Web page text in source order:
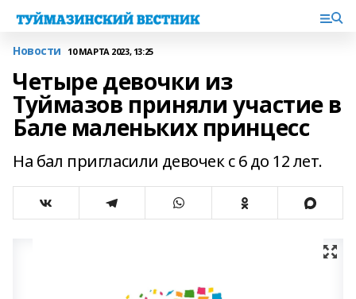
Новости 10 МАРТА 2023, 13:25
Четыре девочки из
Туймазов приняли участие в
Бале маленьких принцесс
На бал пригласили девочек с 6 до 12 лет.